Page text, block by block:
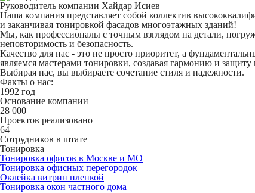
Руководитель компании Хайдар Исиев
Наша компания представляет собой коллектив
и заканчивая тонировкой фасадов многоэтажных зданий!
Мы, как профессионалы с точным взглядом на детали,
неповторимость и безопасность.
Качество для нас - это не просто приоритет, а
являемся мастерами тонировки, создавая гармонию и
Выбирая нас, вы выбираете сочетание стиля и надежности.
Факты о нас:
1992 год
Основание компании
28 000
Проектов реализовано
64
Сотрудников в штате
Тонировка
Тонировка офисов в Москве и МО
Тонировка офисных перегородок
Оклейка витрин пленкой
Тонировка окон частного дома